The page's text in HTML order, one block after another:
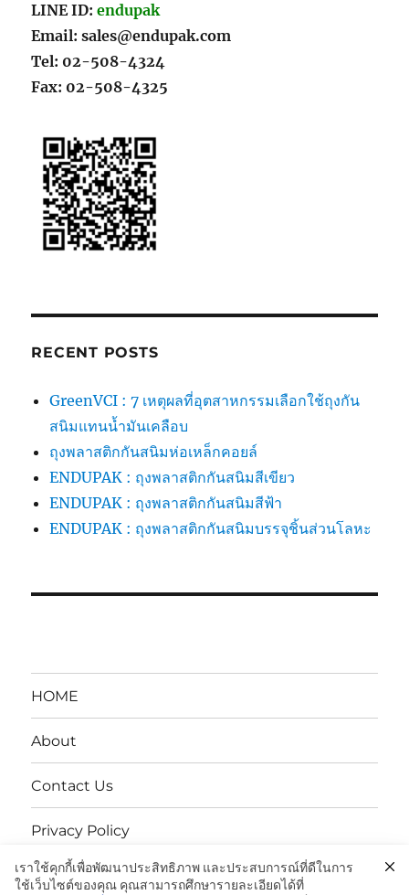
LINE ID:endupak
Email: sales@endupak.com
Tel: 02-508-4324
Fax: 02-508-4325
RECENT POSTS
GreenVCI : 7 เหตุผลที่อุตสาหกรรมเลือกใช้ถุงกัน
สนิมแทนน้ำมันเคลือบ
ถุงพลาสติกกันสนิมห่อเหล็กคอยล์
ENDUPAK : ถุงพลาสติกกันสนิมสีเขียว
ENDUPAK : ถุงพลาสติกกันสนิมสีฟ้า
ENDUPAK : ถุงพลาสติกกันสนิมบรรจุชิ้นส่วนโลหะ
HOME
About
Contact Us
Privacy Policy
นโยบายความเป็นส่วนตัว
เราใช้คุกกี้เพื่อพัฒนาประสิทธิภาพ และประสบการณ์ที่ดีในการ
ใช้เว็บไซต์ของคุณ คุณสามารถศึกษารายละเอียดได้ที่